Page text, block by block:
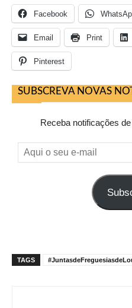
Facebook
Email Print
Pinterest
SUBSCREVA NOVAS
Receba notificações
Aqui
o
TAGS